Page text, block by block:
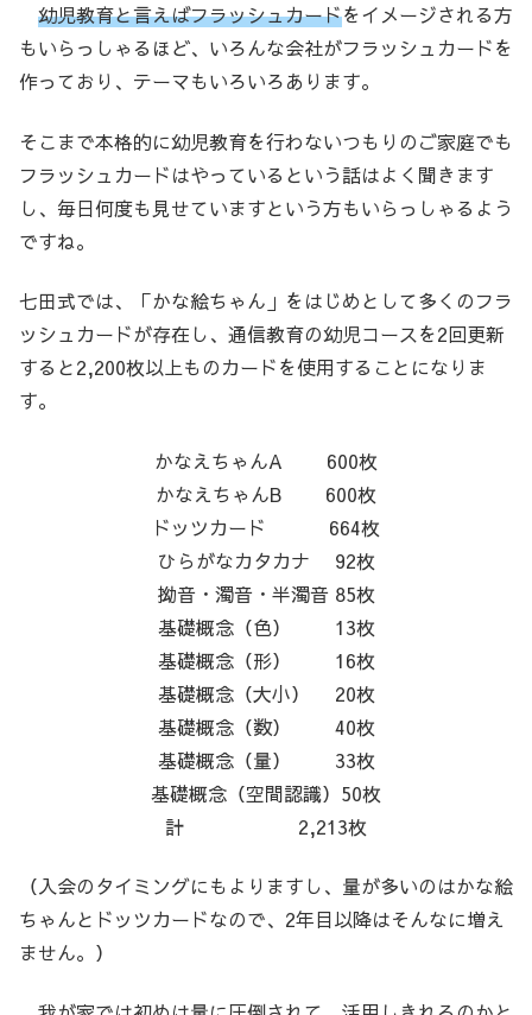
幼児教育と言えばフラッシュカードをイメージされる方
もいらっしゃるほど、いろんな会社がフラッシュカードを
作っており、テーマもいろいろあります。
そこまで本格的に幼児教育を行わないつもりのご家庭でも
フラッシュカードはやっているという話はよく聞きます
し、毎日何度も見せていますという方もいらっしゃるよう
ですね。
七田式では、「かな絵ちゃん」をはじめとして多くのフラ
ッシュカードが存在し、通信教育の幼児コースを2回更新
すると2,200枚以上ものカードを使用することになりま
す。
かなえちゃんA 600枚
かなえちゃんB 600枚
ドッツカード 664枚
ひらがなカタカナ 92枚
拗音・濁音・半濁音 85枚
基礎概念（色） 13枚
基礎概念（形） 16枚
基礎概念（大小） 20枚
基礎概念（数） 40枚
基礎概念（量） 33枚
基礎概念（空間認識）50枚
計 2,213枚
（入会のタイミングにもよりますし、量が多いのはかな絵
ちゃんとドッツカードなので、2年目以降はそんなに増え
ません。）